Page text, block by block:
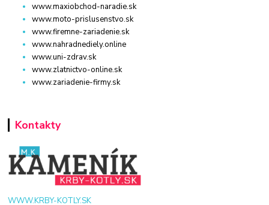
www.maxiobchod-naradie.sk
www.moto-prislusenstvo.sk
www.firemne-zariadenie.sk
www.nahradnediely.online
www.uni-zdrav.sk
www.zlatnictvo-online.sk
www.zariadenie-firmy.sk
Kontakty
WWW.KRBY-KOTLY.SK